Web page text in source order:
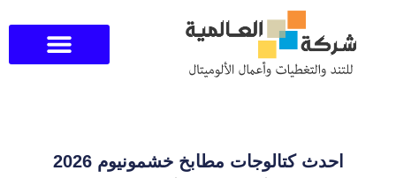
المحتوى
احدث كتالوجات مطابخ خشمونيوم 2026